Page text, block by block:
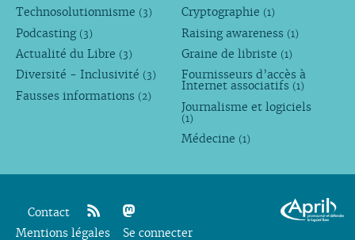
Technosolutionnisme (3)
Podcasting (3)
Actualité du Libre (3)
Diversité - Inclusivité (3)
Fausses informations (2)
Cryptographie (1)
Raising awareness (1)
Graine de libriste (1)
Fournisseurs d’accès à
Internet associatifs (1)
Journalisme et logiciels
(1)
Médecine (1)
Contact
rss mastodon
Mentions légales Se connecter